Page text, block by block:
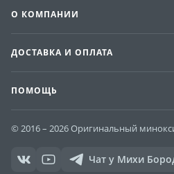
О КОМПАНИИ
ДОСТАВКА И ОПЛАТА
ПОМОЩЬ
© 2016 – 2026 Оригинальный
Чат у Михи